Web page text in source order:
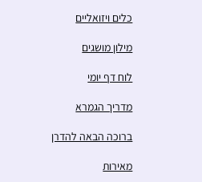
כלים ויזואליים
מילון מושגים
לוח דף יומי
מדריך הגמרא
ברוכה הבאה להדרן
מאירות